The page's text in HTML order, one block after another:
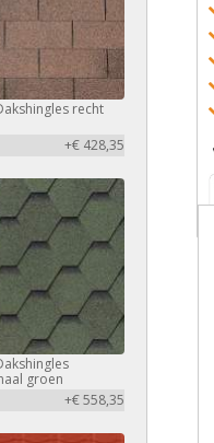
recht
+€ 428,35
groen
+€ 558,35